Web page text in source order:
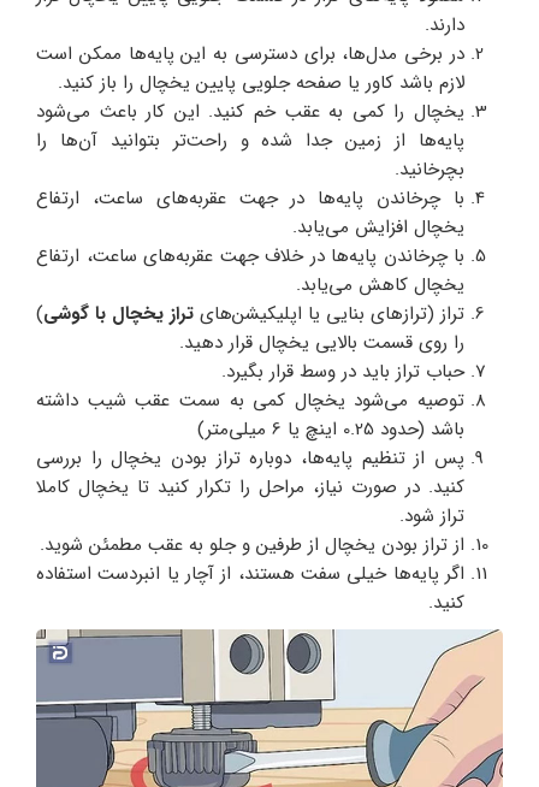
دارند.
در برخی مدل‌ها، برای دسترسی به این پایه‌ها ممکن است
لازم باشد کاور یا صفحه جلویی پایین یخچال را باز کنید.
یخچال را کمی به عقب خم کنید. این کار باعث می‌شود
پایه‌ها از زمین جدا شده و راحت‌تر بتوانید آن‌ها را
بچرخانید.
با چرخاندن پایه‌ها در جهت عقربه‌های ساعت، ارتفاع
یخچال افزایش می‌یابد.
با چرخاندن پایه‌ها در خلاف جهت عقربه‌های ساعت، ارتفاع
یخچال کاهش می‌یابد.
تراز (ترازهای بنایی یا اپلیکیشن‌های تراز یخچال با گوشی)
را روی قسمت بالایی یخچال قرار دهید.
حباب تراز باید در وسط قرار بگیرد.
توصیه می‌شود یخچال کمی به سمت عقب شیب داشته
باشد (حدود 0.25 اینچ یا 6 میلی‌متر)
پس از تنظیم پایه‌ها، دوباره تراز بودن یخچال را بررسی
کنید. در صورت نیاز، مراحل را تکرار کنید تا یخچال کاملا
تراز شود.
از تراز بودن یخچال از طرفین و جلو به عقب مطمئن شوید.
اگر پایه‌ها خیلی سفت هستند، از آچار یا انبردست استفاده
کنید.